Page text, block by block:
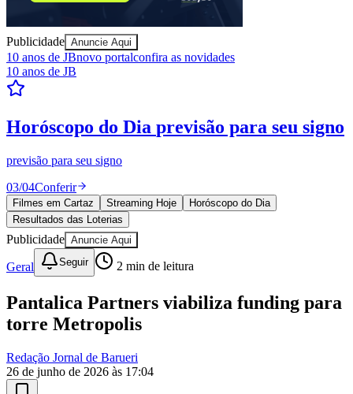
Goiás
Publicidade Anuncie Aqui
10 anos de JBnovo portalconfira as novidades
10 anos de JB
Resultados das Loterias confira se ganhou
Mega-Sena, Quina, Lotofácil e todos os jogos. Resultado
04/04Ver resultados
Filmes em Cartaz Streaming Hoje
Resultados das Loterias
Publicidade Anuncie Aqui
Seguir
Pantalica Partners viabiliza funding para
torre Metropolis
Redação Jornal de Barueri
26 de junho de 2026 às 17:04